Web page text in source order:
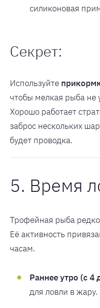
силиконовая
Секрет:
Используйте
чтобы мелкая рыба не
Хорошо работает
заброс нескольких
будет проводка.
5. Время
Трофейная рыба
Её активность
часам.
Раннее утро (с 4
для ловли в жару.